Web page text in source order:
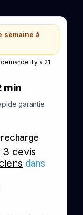
semaine à
il y a 21
min
garantie
3 devis
dans